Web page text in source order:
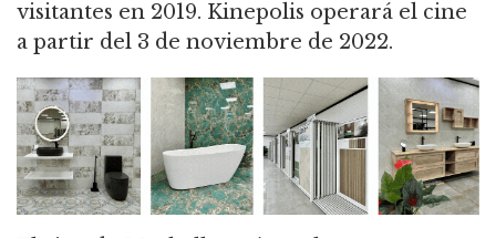
visitantes en 2019. Kinepolis operará el cine
a partir del 3 de noviembre de 2022.